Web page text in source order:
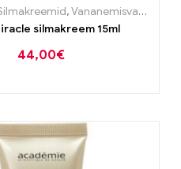
,Vananemisvastane
silmakreem 15ml
44,00€